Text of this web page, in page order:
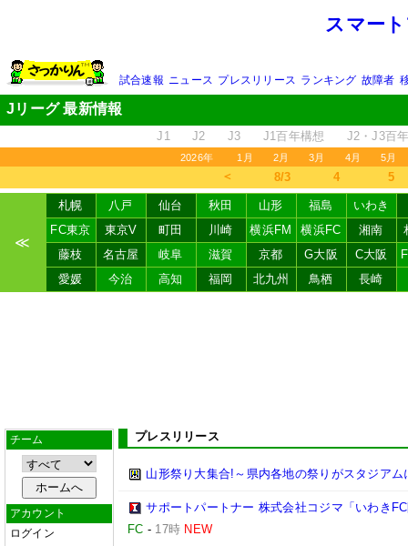
スマー
試合速報 ニュース プレスリリース ランキング 故障者
Jリーグ 最新情報
J1 J2 J3 J1百年構想 J2・J3百
2026年 1月 2月 3月 4月 5月
＜ 8/3 4 5
≪
札幌 八戸 仙台 秋田 山形 福島
いわき
FC東京
東京V 町田 川崎 横浜FM 横浜FC 湘南
藤枝
名古屋 岐阜 滋賀 京都 G大阪 C大阪
愛媛
今治 高知 福岡 北九州 鳥栖 長崎
チーム
アカウント
ログイン
プレスリリース
山形祭り大集合!～県内各地の祭りがスタジアム
サポートパートナー 株式会社コジマ「いわき
FC - 17時 NEW